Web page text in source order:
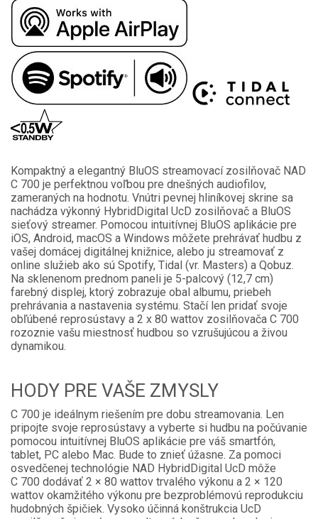
Kompaktný a elegantný BluOS streamovací zosilňovač NAD
C 700 je perfektnou voľbou pre dnešných audiofilov,
zameraných na hodnotu. Vnútri pevnej hliníkovej skrine sa
nachádza výkonný HybridDigital UcD zosilňovač a BluOS
sieťový streamer. Pomocou intuitívnej BluOS aplikácie pre
iOS, Android, macOS a Windows môžete prehrávať hudbu z
vašej domácej digitálnej knižnice, alebo ju streamovať z
online služieb ako sú Spotify, Tidal (vr. Masters) a Qobuz.
Na sklenenom prednom paneli je 5-palcový (12,7 cm)
farebný displej, ktorý zobrazuje obal albumu, priebeh
prehrávania a nastavenia systému. Stačí len pridať svoje
obľúbené reprosústavy a 2 x 80 wattov zosilňovača C 700
rozoznie vašu miestnosť hudbou so vzrušujúcou a živou
dynamikou.
HODY PRE VAŠE ZMYSLY
C 700 je ideálnym riešením pre dobu streamovania. Len
pripojte svoje reprosústavy a vyberte si hudbu na počúvanie
pomocou intuitívnej BluOS aplikácie pre váš smartfón,
tablet, PC alebo Mac. Bude to znieť úžasne. Za pomoci
osvedčenej technológie NAD HybridDigital UcD môže
C 700 dodávať 2 × 80 wattov trvalého výkonu a 2 × 120
wattov okamžitého výkonu pre bezproblémovú reprodukciu
hudobných špičiek. Vysoko účinná konštrukcia UcD